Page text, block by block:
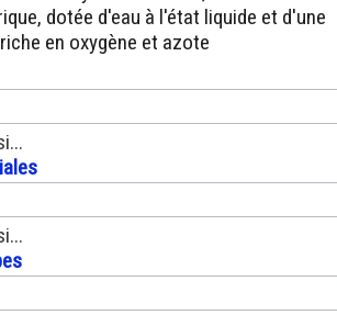
dotée d'eau à l'état liquide et d'une
en oxygène et azote